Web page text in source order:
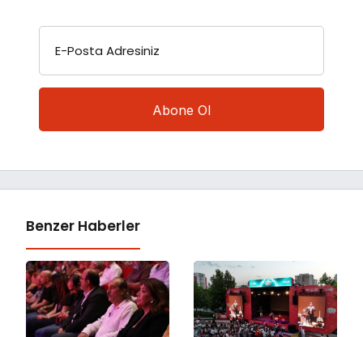
E-Posta Adresiniz
Benzer Haberler